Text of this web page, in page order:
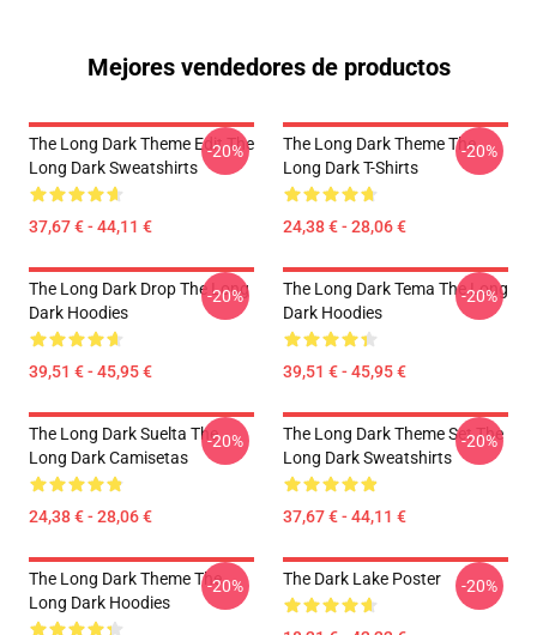
Mejores vendedores de productos
The Long Dark Theme Edit The
Long Dark Sweatshirts
37,67 € - 44,11 €
-20%
The Long Dark Theme The
Long Dark T-Shirts
24,38 € - 28,06 €
-20%
The Long Dark Drop The Long
Dark Hoodies
39,51 € - 45,95 €
-20%
The Long Dark Tema The Long
Dark Hoodies
39,51 € - 45,95 €
-20%
The Long Dark Suelta The
Long Dark Camisetas
24,38 € - 28,06 €
-20%
The Long Dark Theme Set The
Long Dark Sweatshirts
37,67 € - 44,11 €
-20%
The Long Dark Theme The
Long Dark Hoodies
-20% The Dark Lake Poster -20%